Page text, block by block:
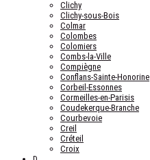
Clichy
Clichy-sous-Bois
Colmar
Colombes
Colomiers
Combs-la-Ville
Compiègne
Conflans-Sainte-Honorine
Corbeil-Essonnes
Cormeilles-en-Parisis
Coudekerque-Branche
Courbevoie
Creil
Créteil
Croix